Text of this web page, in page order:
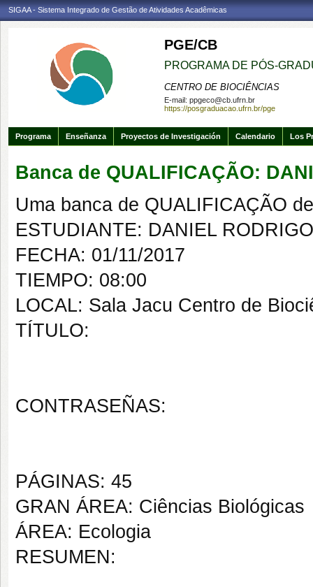
SIGAA - Sistema Integrado de Gestão de Atividades Acadêmicas
PGE/CB
PROGRAMA DE PÓS-
CENTRO DE BIOCIÊNCIAS
E-mail: ppgeco@cb.ufrn.br
https://posgraduacao.ufrn.br/pge
Programa Enseñanza Proyectos de Investigación Calendario Los
Banca de QUALIFICAÇÃO:
Uma banca de QUALIFICAÇÃO
ESTUDIANTE: DANIEL
FECHA: 01/11/2017
TIEMPO: 08:00
LOCAL: Sala Jacu Centro de
TÍTULO:
CONTRASEÑAS:
PÁGINAS: 45
GRAN ÁREA: Ciências Biológicas
ÁREA: Ecologia
RESUMEN: